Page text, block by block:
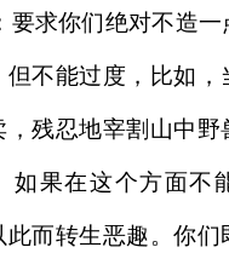
要求你们绝对不造
但不能过度，比如，
，残忍地宰割山中野
如果在这个方面不
此而转生恶趣。你们